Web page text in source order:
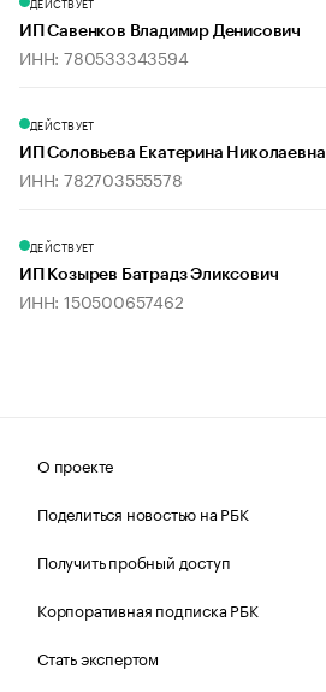
ИП Савенков Владимир Денисович
ИНН: 780533343594
ДЕЙСТВУЕТ
ИП Соловьева Екатерина Николаевна
ИНН: 782703555578
ДЕЙСТВУЕТ
ИП Козырев Батрадз Эликсович
ИНН: 150500657462
О проекте
Поделиться новостью на РБК
Получить пробный доступ
Корпоративная подписка РБК
Стать экспертом